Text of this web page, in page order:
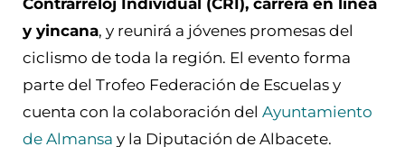
y yincana, y reunirá a jóvenes promesas del
ciclismo de toda la región. El evento forma
parte del Trofeo Federación de Escuelas y
cuenta con la colaboración del Ayuntamiento
de Almansa y la Diputación de Albacete.